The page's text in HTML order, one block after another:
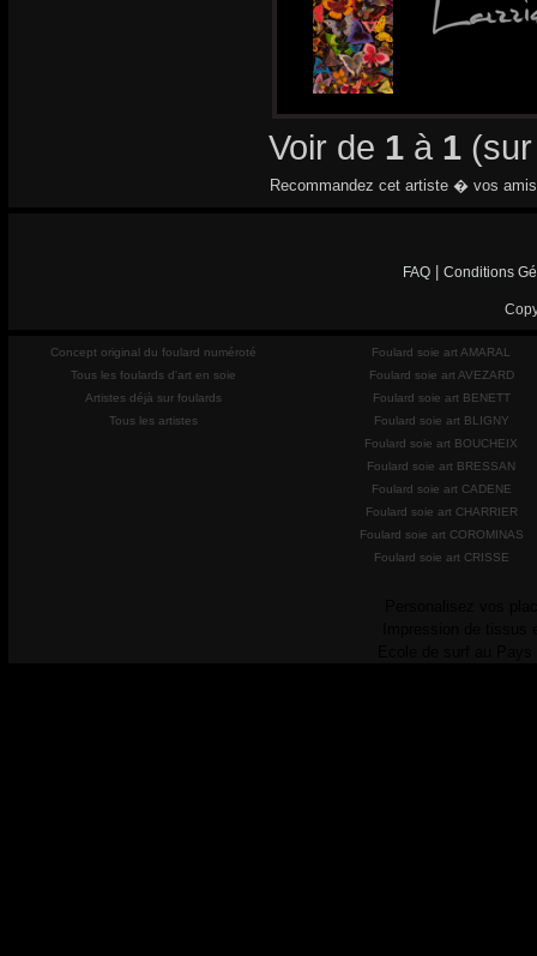
Voir de 1 à 1
Recommandez cet artiste � vos
FAQ Conditions
Concept original du foulard numéroté
Tous les foulards d'art en soie
Artistes déjà sur foulards
Tous les artistes
Foulard soie art AMARAL
Foulard soie art AVEZARD
Foulard soie art BENETT
Foulard soie art BLIGNY
Foulard soie art BOUCHEIX
Foulard soie art BRESSAN
Foulard soie art CADENE
Foulard soie art CHARRIER
Foulard soie art COROMINAS
Foulard soie art CRISSE